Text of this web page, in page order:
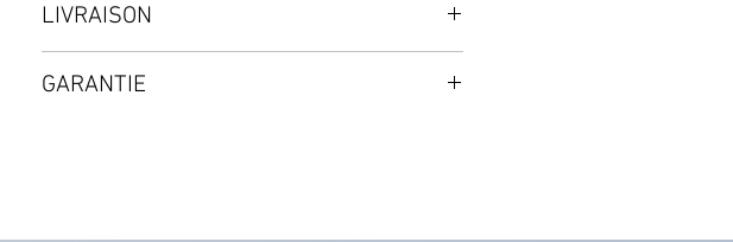
LIVRAISON
Selon les disponibilités en stock
GARANTIE